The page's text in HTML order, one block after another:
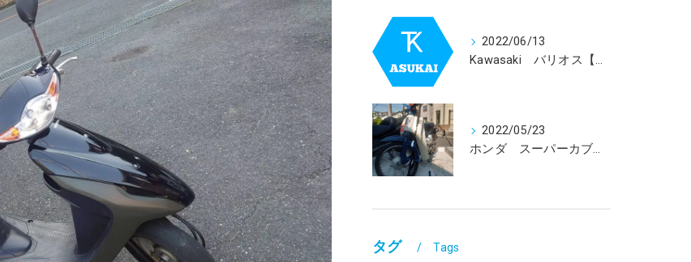
2022/06/13
Kawasaki バリオス【ZR２５０】買取依頼を受けました。
2022/05/23
ホンダ スーパーカブ５０回収致しました！！
タグ Tags